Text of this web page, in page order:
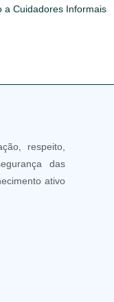
a Cuidadores Informais
respeito,
das
ativo